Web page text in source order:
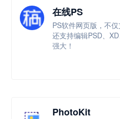
在线PS
PS软件网页版，不
还支持编辑PSD、
强大！
PhotoKit